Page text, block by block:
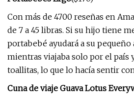
Con más de 4700 reseñas en
de 7 a 45 libras. Si su hijo tiene
portabebé ayudará a su
mientras viajaba solo por el país
toallitas, lo que lo hacía sentir
Cuna de viaje Guava Lotus